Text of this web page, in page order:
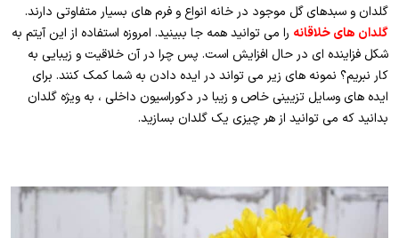
گلدان و سبدهای گل موجود در خانه انواع و فرم های بسیار متفاوتی دارند.
گلدان های خلاقانه را می توانید همه جا ببینید. امروزه استفاده از این آیتم به
شکل فزاینده ای در حال افزایش است. پس چرا در آن خلاقیت و زیبایی به
کار نبریم؟ نمونه های زیر می تواند در ایده دادن به شما کمک کنند. برای
ایده های وسایل تزیینی خاص و زیبا در دکوراسیون داخلی ، به ویژه گلدان
بدانید که می توانید از هر چیزی یک گلدان بسازید.